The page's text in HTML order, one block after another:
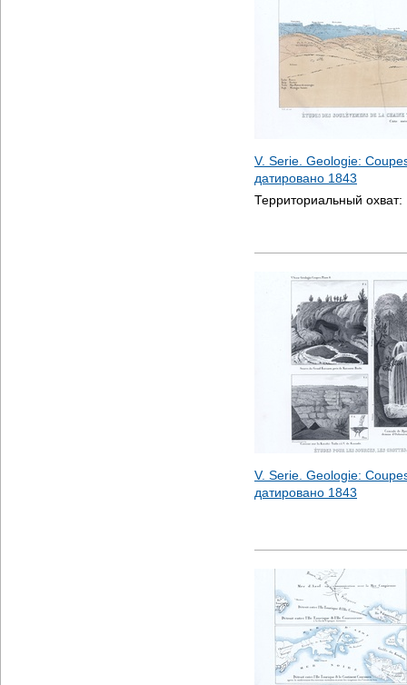
V. Serie. Geologie:
датировано 1843
Территориальный охват:
V. Serie. Geologie:
датировано 1843